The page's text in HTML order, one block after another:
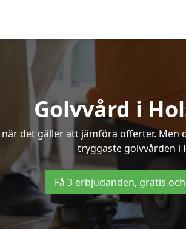
Golvvård i
det gäller att jämföra offerter.
tryggaste golvvården i
Få 3 erbjudanden, gratis